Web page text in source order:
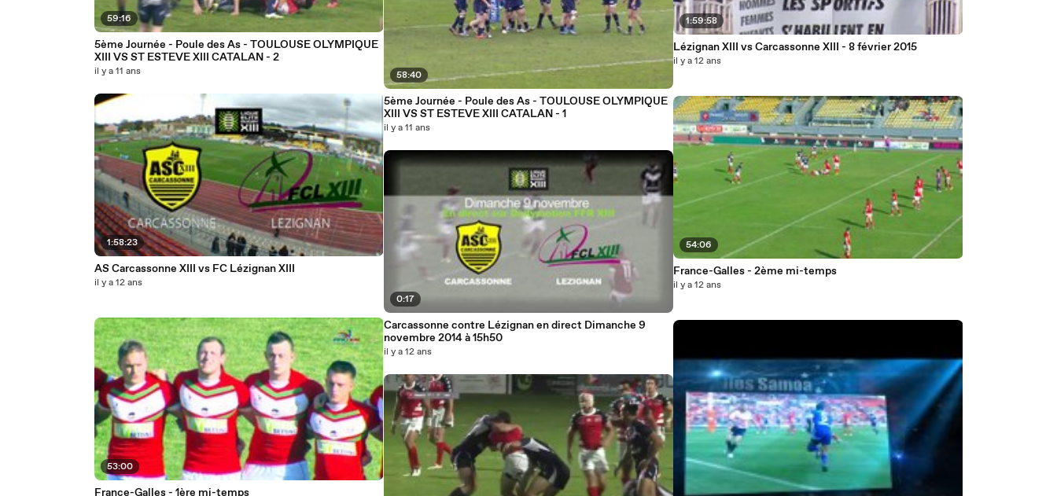
59:16
5ème Journée - Poule des As - TOULOUSE OLYMPIQUE
XIII VS ST ESTEVE XIII CATALAN - 2
il y a 11 ans
1:58:23
AS Carcassonne XIII vs FC Lézignan XIII
il y a 12 ans
53:00
France-Galles - 1ère mi-temps
58:40
5ème Journée - Poule des As - TOULOUSE OLYMPIQUE
XIII VS ST ESTEVE XIII CATALAN - 1
il y a 11 ans
0:17
Carcassonne contre Lézignan en direct Dimanche 9
novembre 2014 à 15h50
il y a 12 ans
1:59:58
Lézignan XIII vs Carcassonne XIII - 8 février 2015
il y a 12 ans
54:06
France-Galles - 2ème mi-temps
il y a 12 ans